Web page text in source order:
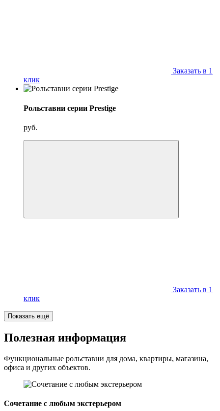
Заказать в 1
клик
Рольставни серии Prestige
руб.
Заказать в 1
клик
Показать ещё
Полезная информация
Функциональные рольставни для дома, квартиры, магазина,
офиса и других объектов.
Сочетание с любым экстерьером